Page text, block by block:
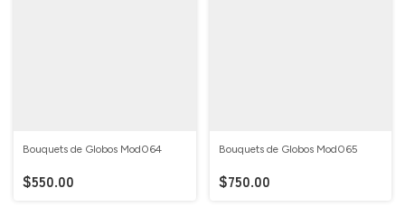
Bouquets de Globos Mod064
$550.00
Bouquets de Globos Mod065
$750.00